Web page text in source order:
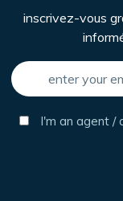
inscrivez-vous
I'm an agent /